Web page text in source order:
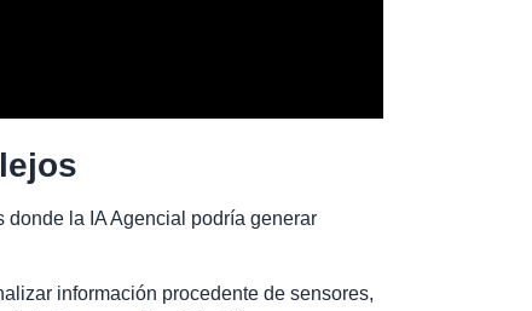
la IA Agencial podría generar
información procedente de sensores,